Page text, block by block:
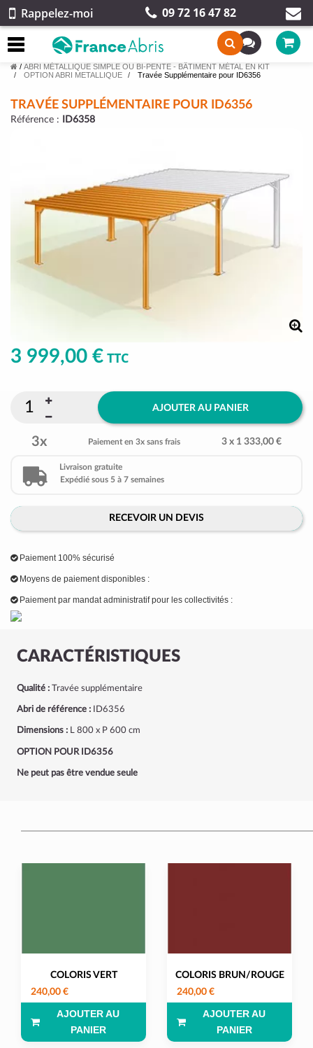
Rappelez-moi 09 72 16 47 82
/ ABRI MÉTALLIQUE SIMPLE OU BI-PENTE - BÂTIMENT MÉTAL EN KIT
OPTION ABRI METALLIQUE
Travée Supplémentaire pour ID6356
TRAVÉE SUPPLÉMENTAIRE POUR ID6356
Référence : ID6358
CARACTÉRISTIQUES
Qualité : Travée supplémentaire
Abri de référence : ID6356
Dimensions : L 800 x P 600 cm
OPTION POUR ID6356
Ne peut pas être vendue seule
3 999,00 € TTC
AJOUTER AU PANIER
3x Paiement en 3x sans frais 3 x 1 333,00 €
Livraison gratuite
Expédié sous 5 à 7 semaines
RECEVOIR UN DEVIS
Paiement 100% sécurisé
Moyens de paiement disponibles :
Paiement par mandat administratif pour les collectivités :
COLORIS VERT
240,00 €
AJOUTER AU
PANIER
COLORIS BRUN/ROUGE
240,00 €
AJOUTER AU
PANIER